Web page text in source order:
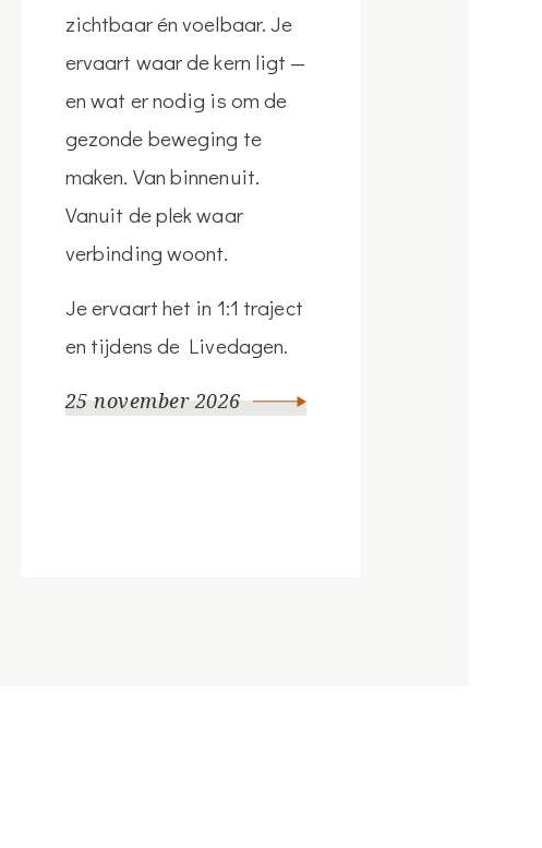
zichtbaar én voelbaar. Je
ervaart waar de kern ligt —
en wat er nodig is om de
gezonde beweging te
maken. Van binnenuit.
Vanuit de plek waar
verbinding woont.
Je ervaart het in 1:1 traject
en tijdens de Livedagen.
25 november 2026